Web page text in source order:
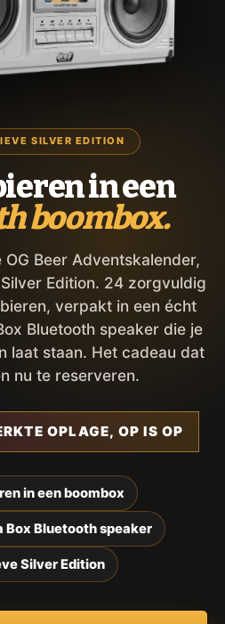
SILVER EDITION
in een
boombox.
Beer Adventskalender,
Edition. 24 zorgvuldig
verpakt in een écht
Bluetooth speaker die je
laat staan. Het cadeau dat
nu te reserveren.
OPLAGE, OP IS OP
in een boombox
Box Bluetooth speaker
Silver Edition